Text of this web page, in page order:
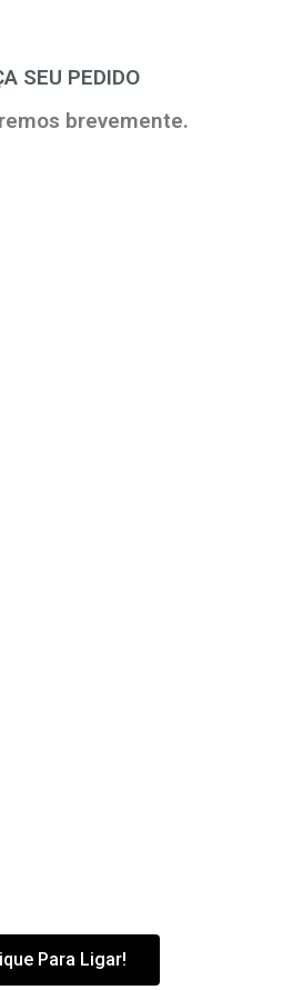
SEU PEDIDO
brevemente.
Para Ligar!